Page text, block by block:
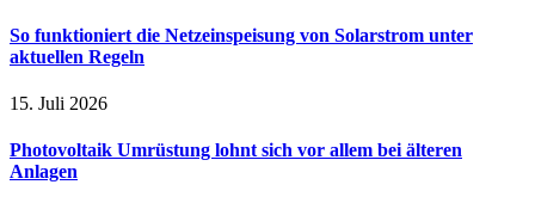
So funktioniert die Netzeinspeisung von Solarstrom unter
aktuellen Regeln
15. Juli 2026
Photovoltaik Umrüstung lohnt sich vor allem bei älteren
Anlagen